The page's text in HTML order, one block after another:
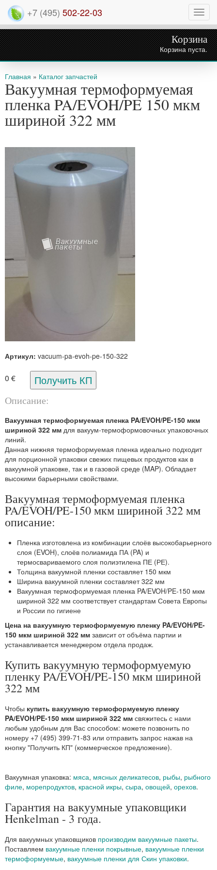
+7 (495) 502-22-03
Корзина
Корзина пуста.
Вы здесь
Главная » Каталог запчастей
Вакуумная термоформуемая
пленка PA/EVOH/PE 150 мкм
шириной 322 мм
Артикул: vacuum-pa-evoh-pe-150-322
0 €
Описание:
Вакуумная термоформуемая пленка PA/EVOH/PE-150 мкм
шириной 322 мм для вакуум-термоформовочных упаковочных
линий.
Данная нижняя термоформуемая пленка идеально подходит
для порционной упаковки свежих пищевых продуктов как в
вакуумной упаковке, так и в газовой среде (MAP). Обладает
высокими барьерными свойствами.
Вакуумная термоформуемая пленка
PA/EVOH/PE-150 мкм шириной 322 мм
описание:
Пленка изготовлена из комбинации слоёв высокобарьерного
слоя (EVOH), слоёв полиамида ПА (PA) и
термосвариваемого слоя полиэтилена ПЕ (РЕ).
Толщина вакуумной пленки составляет 150 мкм
Ширина вакуумной пленки составляет 322 мм
Вакуумная термоформуемая пленка PA/EVOH/PE-150 мкм
шириной 322 мм соответствует стандартам Совета Европы
и России по гигиене
Цена на вакуумную термоформуемую пленку PA/EVOH/PE-
150 мкм шириной 322 мм зависит от объёма партии и
устанавливается менеджером отдела продаж.
Купить вакуумную термоформуемую
пленку PA/EVOH/PE-150 мкм шириной
322 мм
Чтобы купить вакуумную термоформуемую пленку
PA/EVOH/PE-150 мкм шириной 322 мм свяжитесь с нами
любым удобным для Вас способом: можете позвонить по
номеру +7 (495) 399-71-83 или отправить запрос нажав на
кнопку "Получить КП" (коммерческое предложение).
Вакуумная упаковка: мяса, мясных деликатесов, рыбы, рыбного
филе, морепродуктов, красной икры, сыра, овощей, орехов.
Гарантия на вакуумные упаковщики
Henkelman - 3 года.
Для вакуумных упаковщиков производим вакуумные пакеты.
Поставляем вакуумные пленки покрывные, вакуумные пленки
термоформуемые, вакуумные пленки для Скин упаковки.